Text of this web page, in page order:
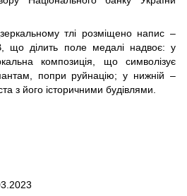
тлі розміщено напис –
що ділить поле медалі надвоє: у
композиція, що символізує
попри руйнацію; у нижній –
з його історичними будівлями.